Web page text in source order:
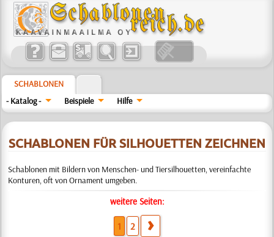
SCHABLONEN
- Katalog -
Beispiele Hilfe
SCHABLONEN FÜR SILHOUETTEN ZEICHNEN
Schablonen mit Bildern von Menschen- und Tiersilhouetten, vereinfachte
Konturen, oft von Ornament umgeben.
weitere Seiten:
1 2